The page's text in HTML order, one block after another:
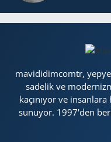
mavididimcomtr,
sadelik ve
kaçınıyor ve
sunuyor. 1997'den